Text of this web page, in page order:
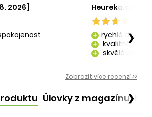
2026] Heureka.cz [29.
add rychlé dodání
add kvalitně
add skvělá péče o
❯
Zobrazit více recenzí >>
Úlovky z magazínu❯